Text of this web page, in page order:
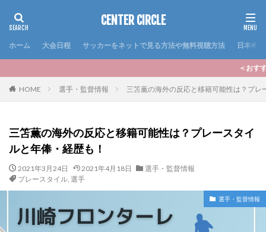
CENTER CIRCLE
ホーム 大会日程 サッカーをネットで見る方法や無料視聴方法 日本代表
＜おすすめ記事＞いよいよ2024
HOME 選手・監督情報 三笘薫の海外の反応と移籍可能性は？プレ
三笘薫の海外の反応と移籍可能性は？プレースタイ
ルと年俸・経歴も！
2021年3月24日 2021年4月18日
選手・監督情報
プレースタイル, 選手
選手・監督情報